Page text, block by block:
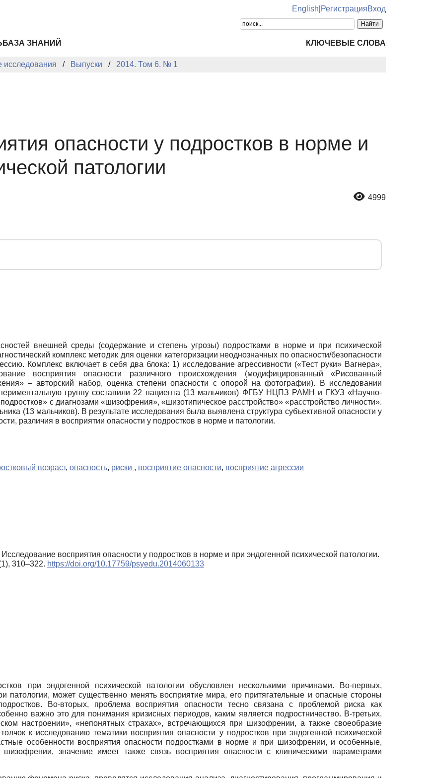
English РегистрацияВход
БАЗА ЗНАНИЙ КЛЮЧЕВЫЕ СЛОВА
исследования Выпуски 2014. Том 6. № 1
опасности у подростков в норме и
патологии
4999
внешней среды (содержание и степень угрозы) подростками в норме и при психической
комплекс методик для оценки категоризации неоднозначных по опасности/безопасности
Комплекс включает в себя два блока: 1) исследование агрессивности («Тест руки» Вагнера»,
восприятия опасности различного происхождения (модифицированный «Рисованный
– авторский набор, оценка степени опасности с опорой на фотографии). В исследовании
группу составили 22 пациента (13 мальчиков) ФГБУ НЦПЗ РАМН и ГКУЗ «Научно-
с диагнозами «шизофрения», «шизотипическое расстройство» «расстройство личности».
(13 мальчиков). В результате исследования была выявлена структура субъективной опасности у
различия в восприятии опасности у подростков в норме и патологии.
возраст, опасность, риски , восприятие опасности, восприятие агрессии
восприятия опасности у подростков в норме и при эндогенной психической патологии.
310–322. https://doi.org/10.17759/psyedu.2014060133
при эндогенной психической патологии обусловлен несколькими причинами. Во-первых,
патологии, может существенно менять восприятие мира, его притягательные и опасные стороны
Во-вторых, проблема восприятия опасности тесно связана с проблемой риска как
важно это для понимания кризисных периодов, каким является подростничество. В-третьих,
настроении», «непонятных страхах», встречающихся при шизофрении, а также своеобразие
к исследованию тематики восприятия опасности у подростков при эндогенной психической
особенности восприятия опасности подростками в норме и при шизофрении, и особенные,
значение имеет также связь восприятия опасности с клиническими параметрами